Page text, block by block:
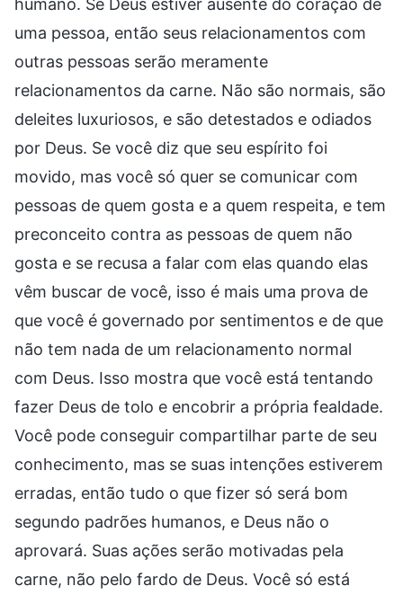
uma pessoa, então seus relacionamentos com
outras pessoas serão meramente
relacionamentos da carne. Não são normais, são
deleites luxuriosos, e são detestados e odiados
por Deus. Se você diz que seu espírito foi
movido, mas você só quer se comunicar com
pessoas de quem gosta e a quem respeita, e tem
preconceito contra as pessoas de quem não
gosta e se recusa a falar com elas quando elas
vêm buscar de você, isso é mais uma prova de
que você é governado por sentimentos e de que
não tem nada de um relacionamento normal
com Deus. Isso mostra que você está tentando
fazer Deus de tolo e encobrir a própria fealdade.
Você pode conseguir compartilhar parte de seu
conhecimento, mas se suas intenções estiverem
erradas, então tudo o que fizer só será bom
segundo padrões humanos, e Deus não o
aprovará. Suas ações serão motivadas pela
carne, não pelo fardo de Deus. Você só está